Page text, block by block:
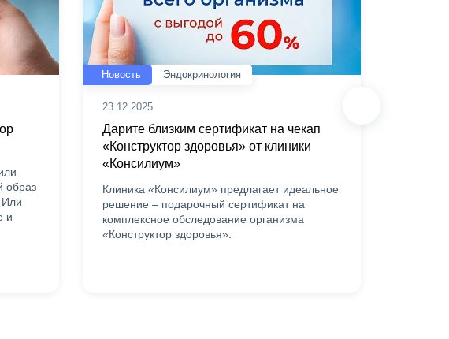
образ
Или
и
Новость Эндокринология
23.12.2025
Дарите близким сертификат на чекап
«Конструктор здоровья» от клиники
«Консилиум»
Клиника «Консилиум» предлагает идеальное
решение – подарочный сертификат на
комплексное обследование организма
«Конструктор здоровья».